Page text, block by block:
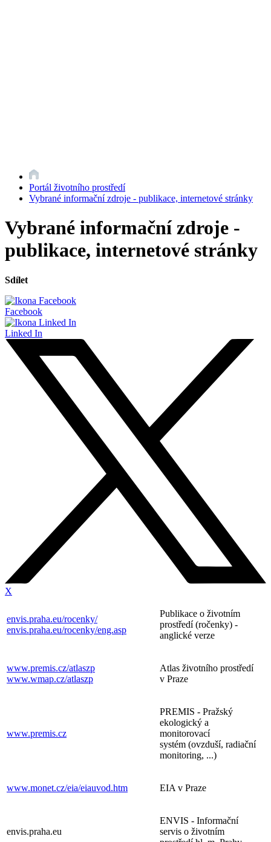
Portál životního prostředí
Vybrané informační zdroje - publikace, internetové stránky
Vybrané informační zdroje -
publikace, internetové stránky
Sdílet
Facebook
Linked In
X
envis.praha.eu/rocenky/
envis.praha.eu/rocenky/eng.asp
Publikace o životním
prostředí (ročenky) -
anglické verze
www.premis.cz/atlaszp
www.wmap.cz/atlaszp
Atlas životního prostředí
v Praze
www.premis.cz
PREMIS - Pražský
ekologický a
monitorovací
systém (ovzduší, radiační
monitoring, ...)
www.monet.cz/eia/eiauvod.htm EIA v Praze
envis.praha.eu
ENVIS - Informační
servis o životním